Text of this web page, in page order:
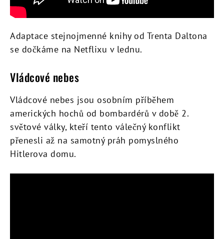
Adaptace stejnojmenné knihy od Trenta Daltona
se dočkáme na Netflixu v lednu.
Vládcové nebes
Vládcové nebes jsou osobním příběhem
amerických hochů od bombardérů v době 2.
světové války, kteří tento válečný konflikt
přenesli až na samotný práh pomyslného
Hitlerova domu.